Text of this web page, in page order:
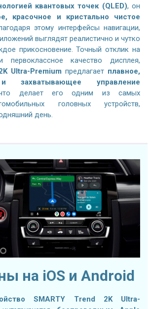
квантовых точек (QLED), он
красочное и кристально чистое
этому интерфейсы навигации,
выглядят реалистично и чутко
прикосновение. Точный отклик на
первоклассное качество дисплея,
Ultra-Premium предлагает плавное,
захватывающее управление
делает его одним из самых
головных устройств,
день.
на iOS и Android
SMARTY Trend 2K Ultra-